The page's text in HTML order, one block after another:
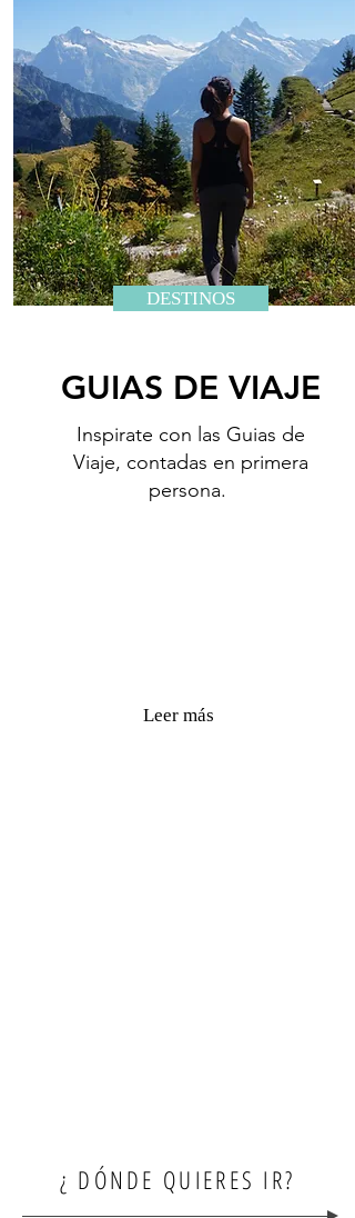
DESTINOS
GUIAS DE VIAJE
Inspirate con las Guias de
Viaje, contadas en primera
persona.
Leer más
¿ DÓNDE QUIERES IR?